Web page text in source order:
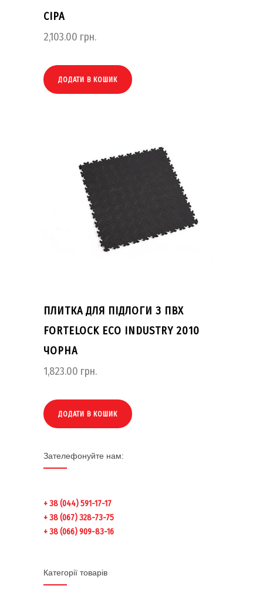
СІРА
2,103.00 грн.
ДОДАТИ В КОШИК
ПЛИТКА ДЛЯ ПІДЛОГИ З ПВХ
FORTELOCK ECO INDUSTRY 2010
ЧОРНА
1,823.00 грн.
ДОДАТИ В КОШИК
Зателефонуйте нам:
+ 38 (044) 591-17-17
+ 38 (067) 328-73-75
+ 38 (066) 909-83-16
Категорії товарів